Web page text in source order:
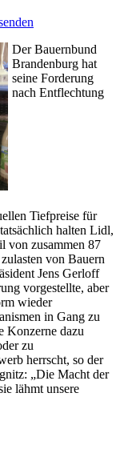
Der Bauernbund
Brandenburg hat
seine Forderung
nach Entflechtung
Tiefpreise für
halten Lidl,
von zusammen 87
von Bauern
Jens Gerloff
vorgestellte, aber
wieder
in Gang zu
Konzerne dazu
zu
herrscht, so der
„Die Macht der
lähmt unsere